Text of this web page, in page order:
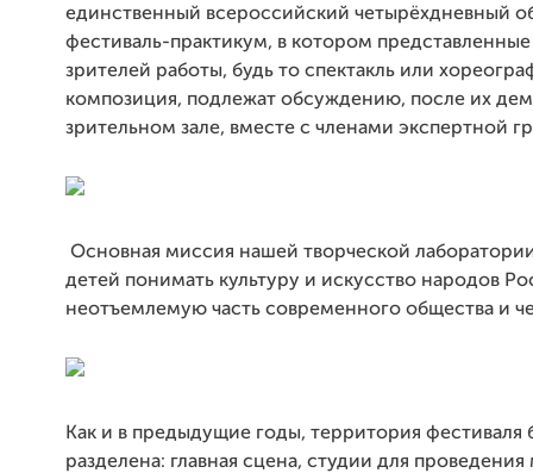
единственный всероссийский четырёхдневный
фестиваль-практикум, в котором представленные
зрителей работы, будь то спектакль или
композиция, подлежат обсуждению, после их
зрительном зале, вместе с членами экспертной
Основная миссия нашей творческой
детей понимать культуру и искусство народов
неотъемлемую часть современного общества и
Как и в предыдущие годы, территория фестиваля
разделена: главная сцена, студии для